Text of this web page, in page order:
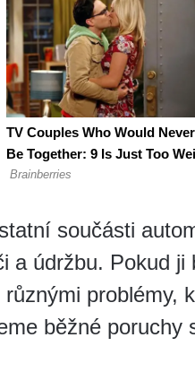
součásti
a údržbu. Pokud
problémy,
běžné poruchy